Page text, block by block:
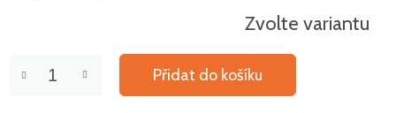
Zvolte variantu
Přidat do košíku